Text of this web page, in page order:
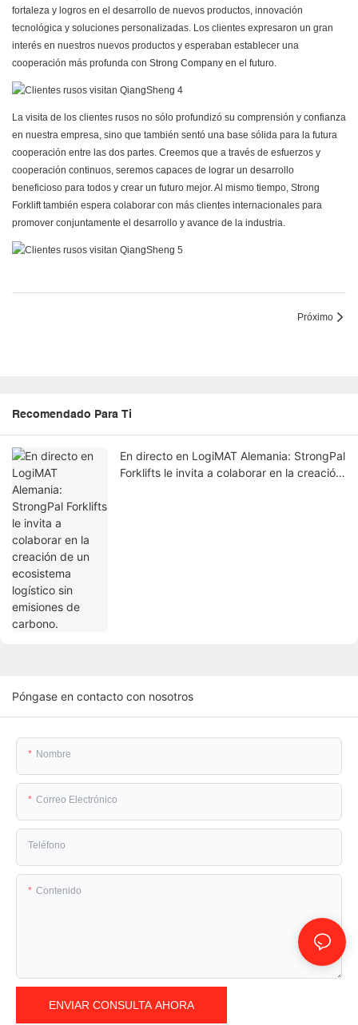
fortaleza y logros en el desarrollo de nuevos productos, innovación
tecnológica y soluciones personalizadas. Los clientes expresaron un gran
interés en nuestros nuevos productos y esperaban establecer una
cooperación más profunda con Strong Company en el futuro.
La visita de los clientes rusos no sólo profundizó su comprensión y confianza
en nuestra empresa, sino que también sentó una base sólida para la futura
cooperación entre las dos partes. Creemos que a través de esfuerzos y
cooperación continuos, seremos capaces de lograr un desarrollo
beneficioso para todos y crear un futuro mejor. Al mismo tiempo, Strong
Forklift también espera colaborar con más clientes internacionales para
promover conjuntamente el desarrollo y avance de la industria.
Próximo
Recomendado Para Ti
En directo en LogiMAT Alemania: StrongPal
Forklifts le invita a colaborar en la creación
Póngase en contacto con nosotros
Nombre
Correo Electrónico
Teléfono
Contenido
ENVIAR CONSULTA AHORA